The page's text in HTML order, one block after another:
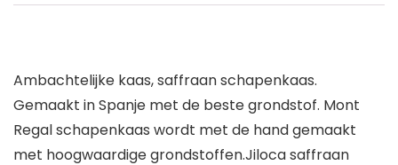
Ambachtelijke kaas, saffraan schapenkaas.
Gemaakt in Spanje met de beste grondstof. Mont
Regal schapenkaas wordt met de hand gemaakt
met hoogwaardige grondstoffen.Jiloca saffraan